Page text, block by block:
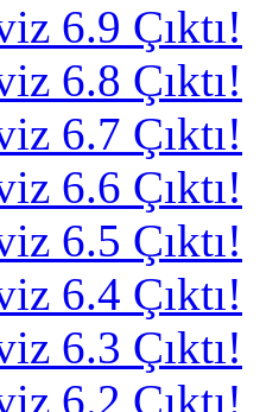
6.9 Çıktı!
6.8 Çıktı!
6.7 Çıktı!
6.6 Çıktı!
6.5 Çıktı!
6.4 Çıktı!
6.3 Çıktı!
6.2 Çıktı!